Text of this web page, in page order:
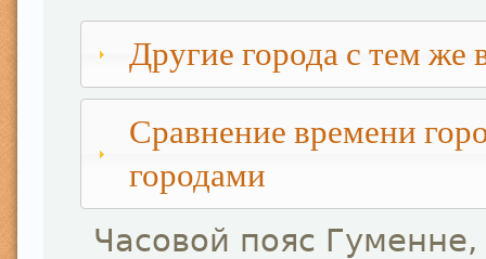
Другие города с тем же
Сравнение времени
городами
Часовой пояс